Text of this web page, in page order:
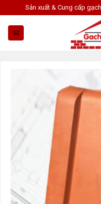
to
content
Sản xuất & Cung cấp